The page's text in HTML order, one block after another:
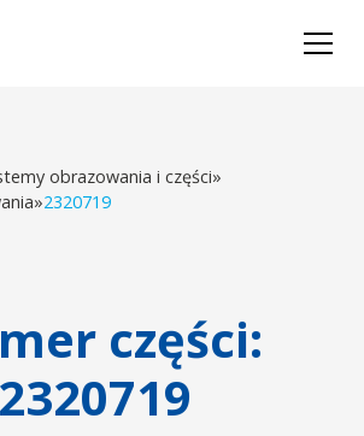
obrazowania i części»
»2320719
części:
2320719